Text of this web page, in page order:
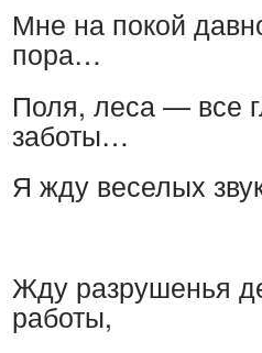
Мне на покой
пора…
Поля, леса — все
заботы…
Я жду веселых
Жду разрушенья
работы,